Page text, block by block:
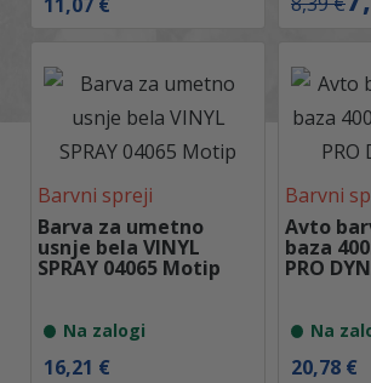
z
r
a
a
j
e
b
a
:
8
r
u
n
n
a
j
e
,
8
1
Barvni spreji
Barva za umetno
usnje bela VINYL
SPRAY 04065 Motip
Na zalogi
16,21 €
Barvni
Avto
baza
PRO
Na
20,78 €